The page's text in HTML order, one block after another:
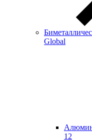
Global
12